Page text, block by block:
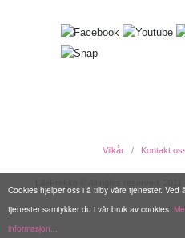
Cookies hjelper oss i å tilby våre tjenester. Ved
tjenester samtykker du i vår bruk av cookies.
informasjon...
Vilkår Kontakt
LilleFrekke © All rights reserved.